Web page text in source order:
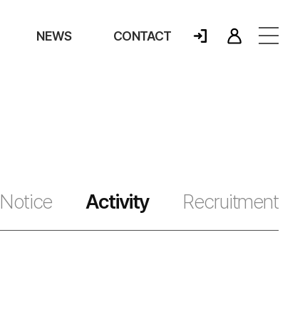
NEWS CONTACT
Notice Activity Recruitment